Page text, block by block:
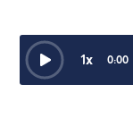
0:00
1x